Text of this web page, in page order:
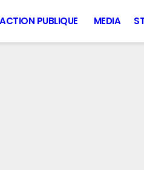
ACTION PUBLIQUE MEDIA